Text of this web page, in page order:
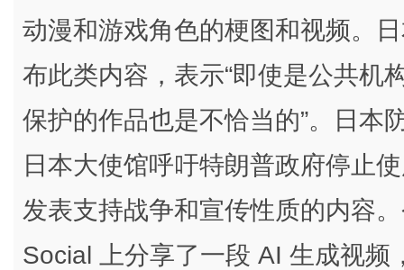
动漫和游戏角色的梗图和视频。
布此类内容，表示“即使是公共机
保护的作品也是不恰当的”。日本
日本大使馆呼吁特朗普政府停止
发表支持战争和宣传性质的内容
Social 上分享了一段 AI 生成视